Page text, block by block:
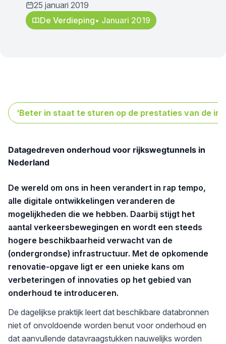
25 januari 2019
De Verdieping• Januari 2019
‘Beter in staat te sturen op de prestaties van de
Datagedreven onderhoud voor rijkswegtunnels in
Nederland
De wereld om ons in heen verandert in rap tempo,
alle digitale ontwikkelingen veranderen de
mogelijkheden die we hebben. Daarbij stijgt het
aantal verkeersbewegingen en wordt een steeds
hogere beschikbaarheid verwacht van de
(ondergrondse) infrastructuur. Met de opkomende
renovatie-opgave ligt er een unieke kans om
verbeteringen of innovaties op het gebied van
onderhoud te introduceren.
De dagelijkse praktijk leert dat beschikbare databronnen
niet of onvoldoende worden benut voor onderhoud en
dat aanvullende datavraagstukken nauwelijks worden